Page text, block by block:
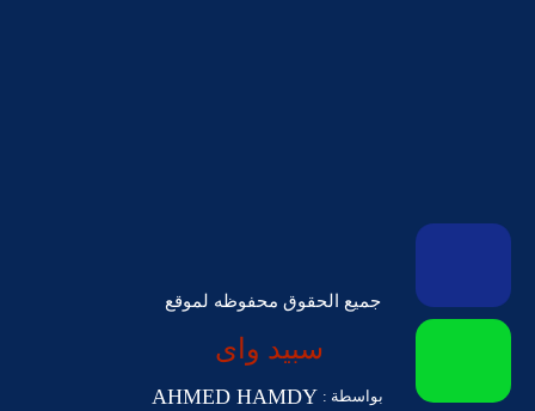
جميع الحقوق محفوظه لموقع
سبيد واى
بواسطة : AHMED HAMDY